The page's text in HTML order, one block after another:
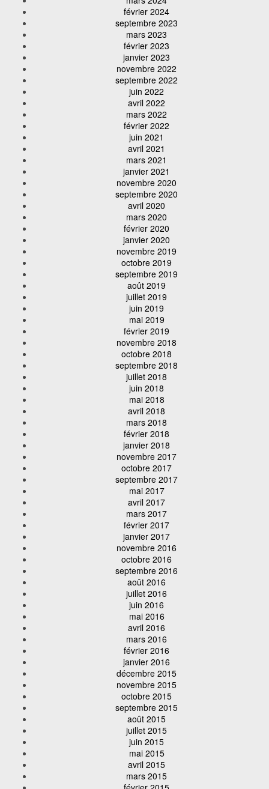
février 2024
septembre 2023
mars 2023
février 2023
janvier 2023
novembre 2022
septembre 2022
juin 2022
avril 2022
mars 2022
février 2022
juin 2021
avril 2021
mars 2021
janvier 2021
novembre 2020
septembre 2020
avril 2020
mars 2020
février 2020
janvier 2020
novembre 2019
octobre 2019
septembre 2019
août 2019
juillet 2019
juin 2019
mai 2019
février 2019
novembre 2018
octobre 2018
septembre 2018
juillet 2018
juin 2018
mai 2018
avril 2018
mars 2018
février 2018
janvier 2018
novembre 2017
octobre 2017
septembre 2017
mai 2017
avril 2017
mars 2017
février 2017
janvier 2017
novembre 2016
octobre 2016
septembre 2016
août 2016
juillet 2016
juin 2016
mai 2016
avril 2016
mars 2016
février 2016
janvier 2016
décembre 2015
novembre 2015
octobre 2015
septembre 2015
août 2015
juillet 2015
juin 2015
mai 2015
avril 2015
mars 2015